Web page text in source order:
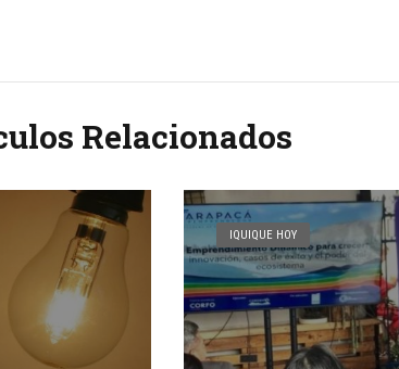
Relacionados
IQUIQUE HOY